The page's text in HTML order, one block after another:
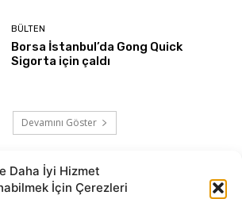
Daha İyi Hizmet
İçin Çerezleri
BÜLTEN
Borsa İstanbul’da Gong Quick
Sigorta için çaldı
Devamını Göster